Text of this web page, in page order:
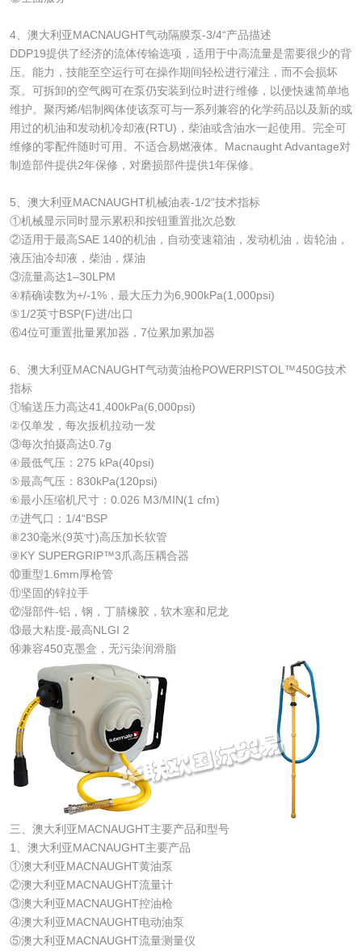
4、澳大利亚MACNAUGHT气动隔膜泵-3/4“产品描述
DDP19提供了经济的流体传输选项，适用于中高流量是需要很少的背
压。能力，技能至空运行可在操作期间轻松进行灌注，而不会损坏
泵。可拆卸的空气阀可在泵仍安装到位时进行维修，以便快速简单地
维护。聚丙烯/铝制阀体使该泵可与一系列兼容的化学药品以及新的或
用过的机油和发动机冷却液(RTU)，柴油或含油水一起使用。完全可
维修的零配件随时可用。不适合易燃液体。Macnaught Advantage对
制造部件提供2年保修，对磨损部件提供1年保修。
5、澳大利亚MACNAUGHT机械油表-1/2“技术指标
①机械显示同时显示累积和按钮重置批次总数
②适用于最高SAE 140的机油，自动变速箱油，发动机油，齿轮油，
液压油冷却液，柴油，煤油
③流量高达1–30LPM
④精确读数为+/-1%，最大压力为6,900kPa(1,000psi)
⑤1/2英寸BSP(F)进/出口
⑥4位可重置批量累加器，7位累加累加器
6、澳大利亚MACNAUGHT气动黄油枪POWERPISTOL™450G技术
指标
①输送压力高达41,400kPa(6,000psi)
②仅单发，每次扳机拉动一发
③每次拍摄高达0.7g
④最低气压：275 kPa(40psi)
⑤最高气压：830kPa(120psi)
⑥最小压缩机尺寸：0.026 M3/MIN(1 cfm)
⑦进气口：1/4“BSP
⑧230毫米(9英寸)高压加长软管
⑨KY SUPERGRIP™3爪高压耦合器
⑩重型1.6mm厚枪管
⑪坚固的锌拉手
⑫湿部件-铝，钢，丁腈橡胶，软木塞和尼龙
⑬最大粘度-最高NLGI 2
⑭兼容450克墨盒，无污染润滑脂
三、澳大利亚MACNAUGHT主要产品和型号
1、澳大利亚MACNAUGHT主要产品
①澳大利亚MACNAUGHT黄油泵
②澳大利亚MACNAUGHT流量计
③澳大利亚MACNAUGHT控油枪
④澳大利亚MACNAUGHT电动油泵
⑤澳大利亚MACNAUGHT流量测量仪